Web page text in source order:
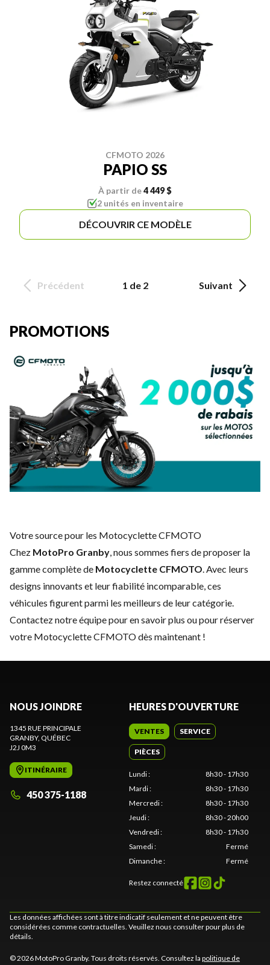
CFMOTO 2026
PAPIO SS
À partir de4 449 $
2 unités en inventaire
DÉCOUVRIR CE MODÈLE
Précédent 1 de 2 Suivant
PROMOTIONS
Votre source pour les Motocyclette CFMOTO
Chez MotoPro Granby, nous sommes fiers de proposer la
gamme complète de Motocyclette CFMOTO. Avec leurs
designs innovants et leur fiabilité incomparable, ces
véhicules figurent parmi les meilleurs de leur catégorie.
Contactez notre équipepour en savoir plus ou pour réserver
votre Motocyclette CFMOTO dès maintenant !
NOUS JOINDRE
1345 RUE PRINCIPALE
GRANBY, QUÉBEC
J2J 0M3
ITINÉRAIRE
450 375-1188
HEURES D'OUVERTURE
VENTES SERVICE
PIÈCES
Lundi:
8h30 - 17h30
Mardi:
8h30 - 17h30
Mercredi:
8h30 - 17h30
Jeudi:
8h30 - 20h00
Vendredi:
8h30 - 17h30
Samedi:
Fermé
Dimanche: Fermé
Restez connecté
Les données affichées sont à titre indicatif seulement et ne peuvent être
considérées comme contractuelles. Veuillez nous consulter pour plus de
détails.
© 2026 MotoPro Granby. Tous droits réservés. Consultez la politique de